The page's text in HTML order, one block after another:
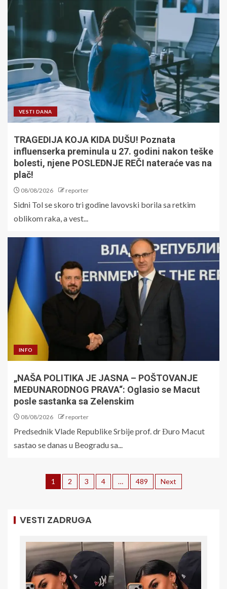
VESTI DANA
TRAGEDIJA KOJA KIDA DUŠU! Poznata
influenserka preminula u 27. godini nakon teške
bolesti, njene POSLEDNJE REČI nateraće vas na
plač!
08/08/2026 reporter
Sidni Tol se skoro tri godine lavovski borila sa retkim
oblikom raka, a vest...
INFO
„NAŠA POLITIKA JE JASNA – POŠTOVANJE
MEĐUNARODNOG PRAVA“: Oglasio se Macut
posle sastanka sa Zelenskim
08/08/2026 reporter
Predsednik Vlade Republike Srbije prof. dr Đuro Macut
sastao se danas u Beogradu sa...
1 2 3 4 … 489 Next
VESTI ZADRUGA